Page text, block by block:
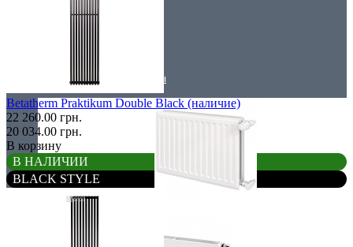
Стальные радиаторы
Гигиенические
Betatherm Praktikum Double Black (наличие)
22 260.00 грн.
20 034.00 грн.
В корзину
В НАЛИЧИИ
BLACK STYLE